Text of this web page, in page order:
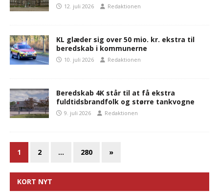
12. juli 2026 Redaktionen
KL glæder sig over 50 mio. kr. ekstra til
beredskab i kommunerne
10. juli 2026 Redaktionen
Beredskab 4K står til at få ekstra
fuldtidsbrandfolk og større tankvogne
9. juli 2026 Redaktionen
1 2 … 280 »
KORT NYT